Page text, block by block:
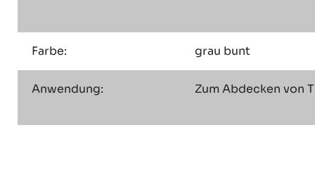
Farbe: grau bunt
Anwendung: Zum Abdecken von